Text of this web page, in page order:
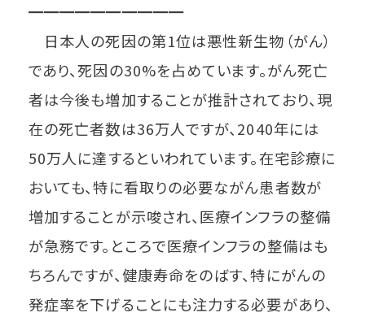
━━━━━━━━━━
日本人の死因の第1位は悪性新生物（がん）
であり、死因の30%を占めています。がん死亡
者は今後も増加することが推計されており、現
在の死亡者数は36万人ですが、2040年には
50万人に達するといわれています。在宅診療に
おいても、特に看取りの必要ながん患者数が
増加することが示唆され、医療インフラの整備
が急務です。ところで医療インフラの整備はも
ちろんですが、健康寿命をのばす、特にがんの
発症率を下げることにも注力する必要があり、